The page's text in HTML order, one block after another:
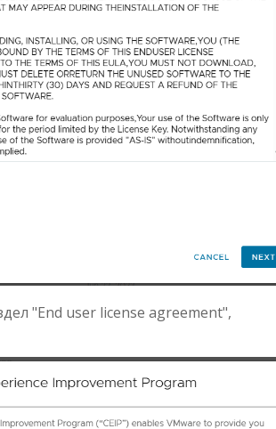
"End user license agreement",